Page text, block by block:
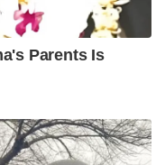
Parents Is